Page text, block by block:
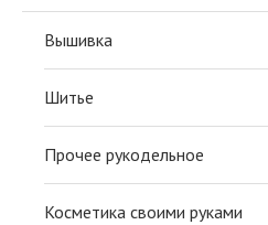
Вышивка
Шитье
Прочее рукодельное
Косметика своими руками